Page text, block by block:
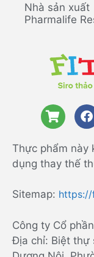
Nhà sản xuất
Pharmalife
Thực phẩm này
dụng thay thế
Sitemap: https://
Công ty Cổ
Địa chỉ: Biệt thự